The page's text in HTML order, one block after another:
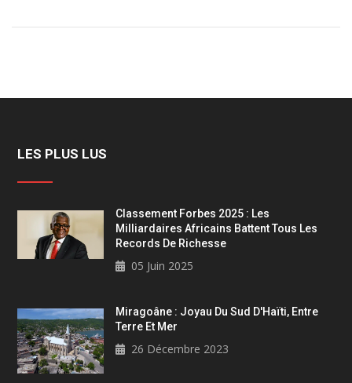
LES PLUS LUS
Classement Forbes 2025 : Les
Milliardaires Africains Battent Tous Les
Records De Richesse
05 Juin 2025
Miragoâne : Joyau Du Sud D'Haïti, Entre
Terre Et Mer
26 Décembre 2023